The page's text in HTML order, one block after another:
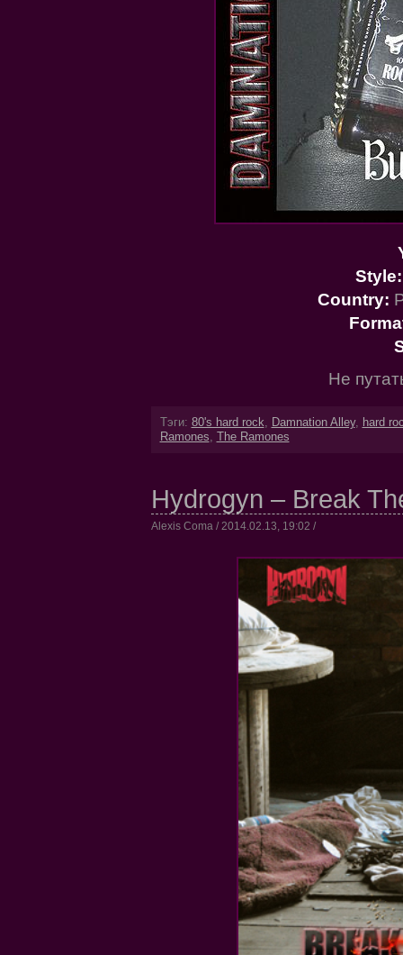
Style:
Country:
Не
Тэги: 80's hard rock, Damnation Alley, hard
Ramones, The Ramones
Hydrogyn – Break
Alexis Coma / 2014.02.13, 19:02 /